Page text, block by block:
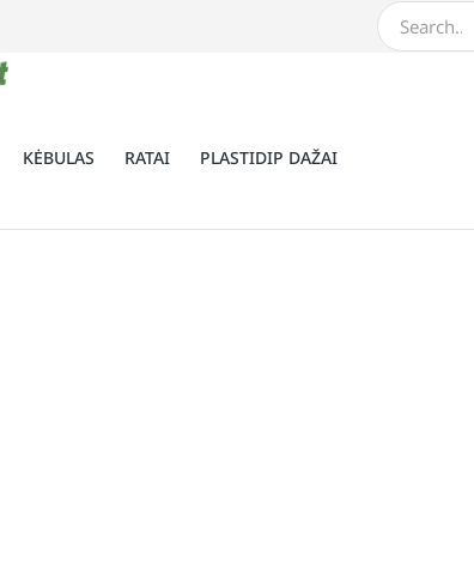
KĖBULAS RATAI PLASTIDIP DAŽAI